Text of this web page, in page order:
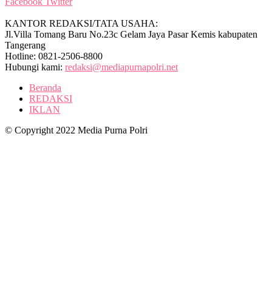
KANTOR REDAKSI/TATA USAHA:
Jl.Villa Tomang Baru No.23c Gelam Jaya Pasar Kemis kabupaten
Tangerang
Hotline: 0821-2506-8800
Hubungi kami: redaksi@mediapurnapolri.net
Beranda
REDAKSI
IKLAN
© Copyright 2022 Media Purna Polri